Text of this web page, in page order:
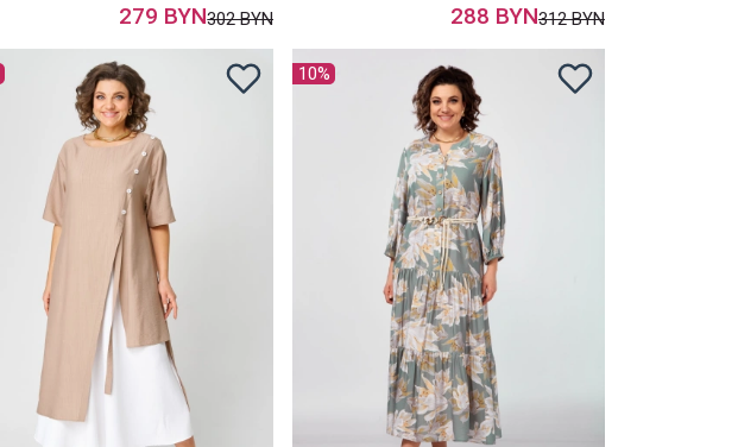
279 BYN302 BYN 288 BYN312 BYN
10%